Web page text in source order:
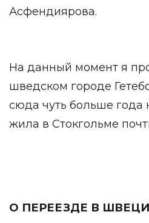
Асфендиярова.
На данный момент я
шведском городе
сюда чуть больше года
жила в Стокгольме
О ПЕРЕЕЗДЕ В